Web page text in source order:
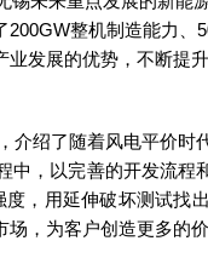
整机制造能力、
发展的优势，不断提
绍了随着风电平价时
，以完善的开发流程
，用延伸破坏测试找
，为客户创造更多的价